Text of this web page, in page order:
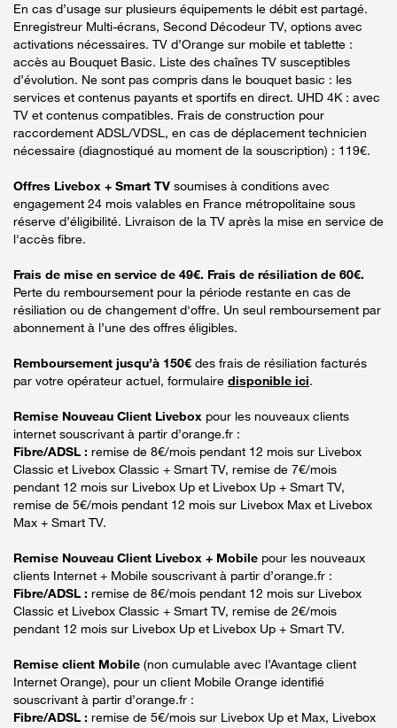
En cas d’usage sur plusieurs équipements le débit est partagé.
Enregistreur Multi-écrans, Second Décodeur TV, options avec
activations nécessaires. TV d’Orange sur mobile et tablette :
accès au Bouquet Basic. Liste des chaînes TV susceptibles
d’évolution. Ne sont pas compris dans le bouquet basic : les
services et contenus payants et sportifs en direct. UHD 4K : avec
TV et contenus compatibles. Frais de construction pour
raccordement ADSL/VDSL, en cas de déplacement technicien
nécessaire (diagnostiqué au moment de la souscription) : 119€.
Offres Livebox + Smart TV soumises à conditions avec
engagement 24 mois valables en France métropolitaine sous
réserve d’éligibilité. Livraison de la TV après la mise en service de
l'accès fibre.
Frais de mise en service de 49€. Frais de résiliation de 60€.
Perte du remboursement pour la période restante en cas de
résiliation ou de changement d'offre. Un seul remboursement par
abonnement à l’une des offres éligibles.
Remboursement jusqu’à 150€ des frais de résiliation facturés
par votre opérateur actuel, formulaire disponible ici.
Remise Nouveau Client Livebox pour les nouveaux clients
internet souscrivant à partir d’orange.fr :
Fibre/ADSL : remise de 8€/mois pendant 12 mois sur Livebox
Classic et Livebox Classic + Smart TV, remise de 7€/mois
pendant 12 mois sur Livebox Up et Livebox Up + Smart TV,
remise de 5€/mois pendant 12 mois sur Livebox Max et Livebox
Max + Smart TV.
Remise Nouveau Client Livebox + Mobile pour les nouveaux
clients Internet + Mobile souscrivant à partir d’orange.fr :
Fibre/ADSL : remise de 8€/mois pendant 12 mois sur Livebox
Classic et Livebox Classic + Smart TV, remise de 2€/mois
pendant 12 mois sur Livebox Up et Livebox Up + Smart TV.
Remise client Mobile (non cumulable avec l’Avantage client
Internet Orange), pour un client Mobile Orange identifié
souscrivant à partir d’orange.fr :
Fibre/ADSL : remise de 5€/mois sur Livebox Up et Max, Livebox